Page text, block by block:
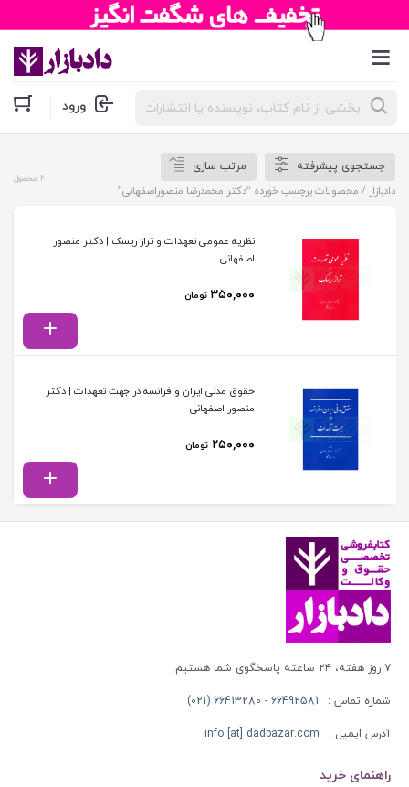
جستجوی
محصولات ورود
جستجوی پیشرفته
مرتب سازی
دادبازار / محصولات برچسب خورده “دکتر محمدرضا منصوراصفهانی”
2 محصول
نظریه عمومی تعهدات و تراز ریسک | دکتر منصور
اصفهانی
۳۵۰,۰۰۰ تومان
حقوق مدنی ایران و فرانسه در جهت تعهدات | دکتر
منصور اصفهانی
۲۵۰,۰۰۰ تومان
۷ روز هفته، ۲۴ ساعته پاسخگوی شما هستیم
شماره تماس : 66492581 - 66413280 (021)
آدرس ایمیل : info [at] dadbazar.com
راهنمای خرید